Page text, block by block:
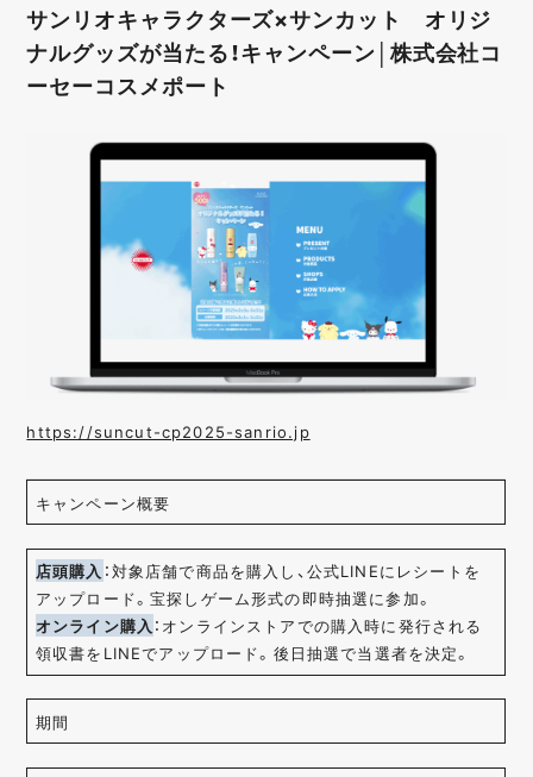
サンリオキャラクターズ×サンカット オリジ
ナルグッズが当たる！キャンペーン│株式会社コ
ーセーコスメポート
https://suncut-cp2025-sanrio.jp
キャンペーン概要
店頭購入 ：対象店舗で商品を購入し、公式LINEにレシートを
アップロード。宝探しゲーム形式の即時抽選に参加。
オンライン購入 ：オンラインストアでの購入時に発行される
領収書をLINEでアップロード。後日抽選で当選者を決定。
期間